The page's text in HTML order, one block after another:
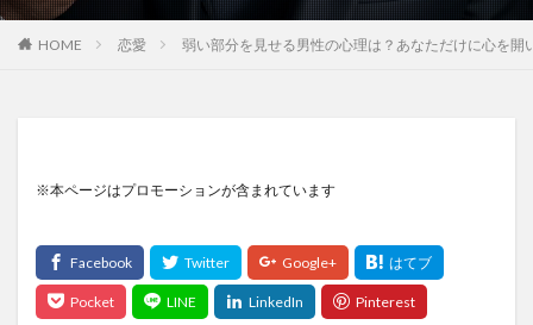
HOME 恋愛 弱い部分を見せる男性の心理は？あなただけに心を
※本ページはプロモーションが含まれています